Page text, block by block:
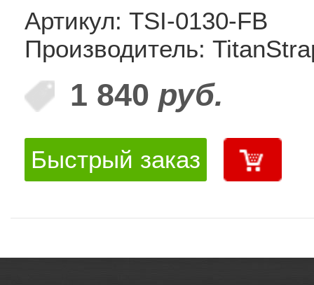
Артикул: TSI-0130-FB
Производитель:
1 840 руб.
Быстрый заказ